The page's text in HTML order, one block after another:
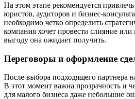
На этом этапе рекомендуется
юристов, аудиторов и бизнес-
необходимо четко определить
компания хочет провести слияние
выгоду она ожидает получить.
Переговоры и оформление
После выбора подходящего партнера
В этот момент важна прозрачность и
для малого бизнеса даже небольшие